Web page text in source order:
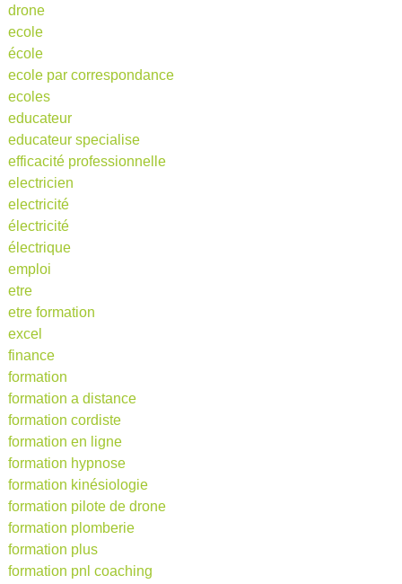
drone
ecole
école
ecole par correspondance
ecoles
educateur
educateur specialise
efficacité professionnelle
electricien
electricité
électricité
électrique
emploi
etre
etre formation
excel
finance
formation
formation a distance
formation cordiste
formation en ligne
formation hypnose
formation kinésiologie
formation pilote de drone
formation plomberie
formation plus
formation pnl coaching